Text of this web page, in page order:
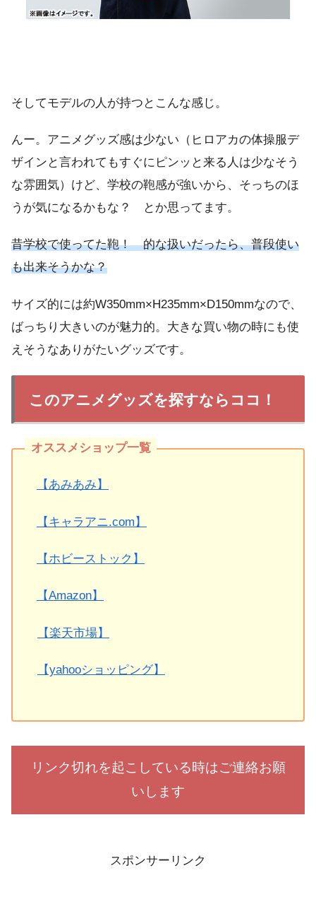
そしてモデルの人が持つとこんな感じ。
んー。アニメグッズ感は少ない（ヒロアカの体操服デ
ザインと言われてもすぐにピンッと来る人は少なそう
な雰囲気）けど、学校の鞄感が強いから、そっちのほ
うが気になるかもな？ とか思ってます。
昔学校で使ってた鞄！ 的な扱いだったら、普段使い
も出来そうかな？
サイズ的には約W350mm×H235mm×D150mmなので、
ばっちり大きいのが魅力的。大きな買い物の時にも使
えそうなありがたいグッズです。
このアニメグッズを探すならココ！
【あみあみ】
【キャラアニ.com】
【ホビーストック】
【Amazon】
【楽天市場】
【yahooショッピング】
リンク切れを起こしている時はご連絡お願
いします
スポンサーリンク